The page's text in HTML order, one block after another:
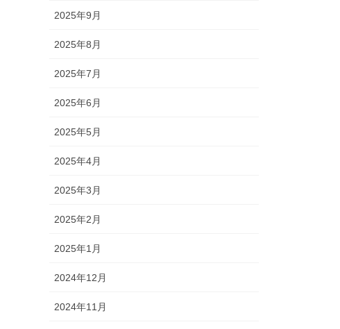
2025年9月
2025年8月
2025年7月
2025年6月
2025年5月
2025年4月
2025年3月
2025年2月
2025年1月
2024年12月
2024年11月